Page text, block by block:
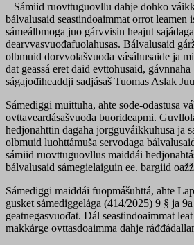
– Sámiid ruovttuguovllu dahje dohko
bálvalusaid seastindoaimmat orrot leamen
sámeálbmoga juo gárvvisin heajut
dearvvasvuođafuolahusas. Bálvalusaid
olbmuid dorvvolašvuođa vásáhusaide ja
dat geassá eret daid evttohusaid,
ságajođiheaddji sadjásaš Tuomas Aslak
Sámediggi muittuha, ahte sode-ođastusa
ovttaveardásašvuođa buorideapmi.
hedjonahttin dagaha jorgguváikkuhusa ja
olbmuid luohttámuša servodaga
sámiid ruovttuguovllus maiddái
bálvalusaid sámegielaiguin ee. bargiid
Sámediggi maiddái fuopmášuhttá, ahte
gusket sámediggelága (414/2025) 9 § ja
geatnegasvuođat. Dál seastindoaimmat
makkárge ovttasdoaimma dahje